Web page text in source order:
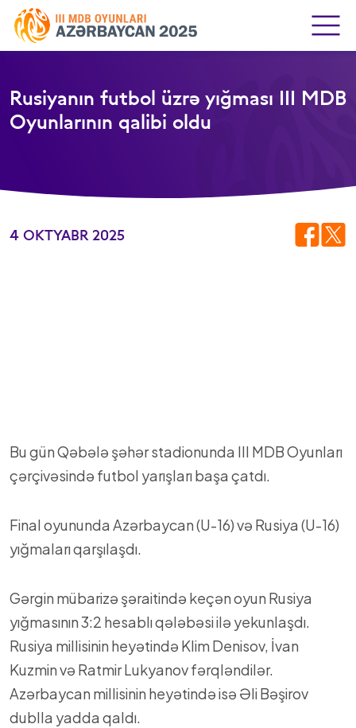
Rusiyanın futbol üzrə yığması III MDB
Oyunlarının qalibi oldu
4 OKTYABR 2025
Bu gün Qəbələ şəhər stadionunda III MDB Oyunları
çərçivəsində futbol yarışları başa çatdı.
Final oyununda Azərbaycan (U-16) və Rusiya (U-16)
yığmaları qarşılaşdı.
Gərgin mübarizə şəraitində keçən oyun Rusiya
yığmasının 3:2 hesablı qələbəsi ilə yekunlaşdı.
Rusiya millisinin heyətində Klim Denisov, İvan
Kuzmin və Ratmir Lukyanov fərqləndilər.
Azərbaycan millisinin heyətində isə Əli Bəşirov
dublla yadda qaldı.